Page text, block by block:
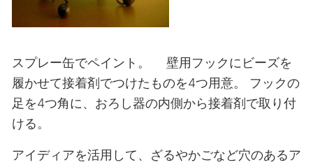
スプレー缶でペイント。
壁用フックにビーズを
履かせて接着剤でつけたものを4つ用意。
フックの
足を4つ角に、おろし器の内側から接着剤で取り付
ける。
アイディアを活用して、ざるやかごなど穴のあるア